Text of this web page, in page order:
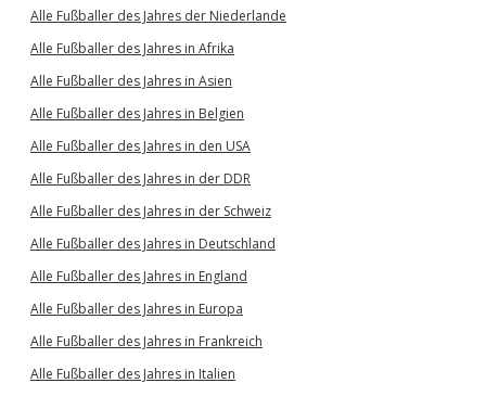
Alle Fußballer des Jahres der Niederlande
Alle Fußballer des Jahres in Afrika
Alle Fußballer des Jahres in Asien
Alle Fußballer des Jahres in Belgien
Alle Fußballer des Jahres in den USA
Alle Fußballer des Jahres in der DDR
Alle Fußballer des Jahres in der Schweiz
Alle Fußballer des Jahres in Deutschland
Alle Fußballer des Jahres in England
Alle Fußballer des Jahres in Europa
Alle Fußballer des Jahres in Frankreich
Alle Fußballer des Jahres in Italien